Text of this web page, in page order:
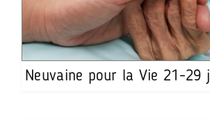
Neuvaine pour la Vie 21-29